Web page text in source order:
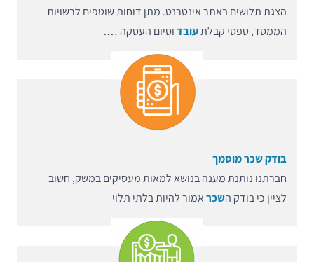
הצגת תלושים באתר אינטרנט. מתן דוחות שוטפים לרשויות
הממסד, טפסי קבלתעובדוסיום העסקה ….
בודק שכר מוסמך
חברתנו נותנת מענה בנושא למאות מעסיקים במשק, חשוב
לציין כי בודק השכראמור להיות בלתי תלוי